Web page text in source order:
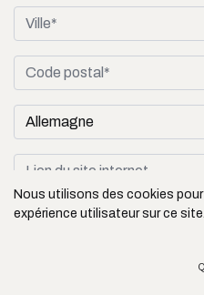
Nous utilisons des cookies
expérience utilisateur sur ce site.